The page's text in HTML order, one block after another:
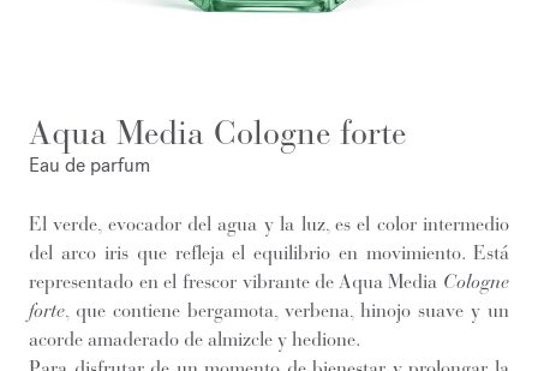
Aqua Media Cologne forte
Eau de parfum
El verde, evocador del agua y la luz, es el color intermedio
del arco iris que refleja el equilibrio en movimiento. Está
representado en el frescor vibrante de Aqua Media Cologne
forte , que contiene bergamota, verbena, hinojo suave y un
acorde amaderado de almizcle y hedione.